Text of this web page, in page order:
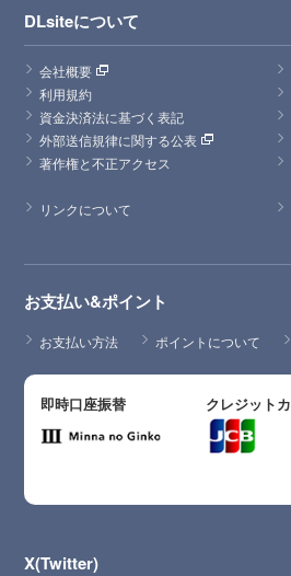
DLsiteについて
会社概要
利用規約
資金決済法に基づく表記
外部送信規律に関する公表
著作権と不正アクセス
リンクについて
お支払い&ポイント
お支払い方法 ポイントについて
即時口座振替 クレジット
X(Twitter)